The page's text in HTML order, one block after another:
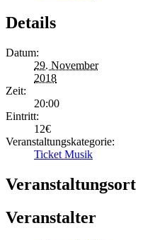
Details
Datum:
29. November
2018
Zeit:
20:00
Eintritt:
12€
Veranstaltungskategorie:
Ticket Musik
Veranstaltungsort
Veranstalter